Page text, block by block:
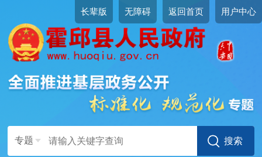
长辈版 无障碍 返回首页 用户中心
专题